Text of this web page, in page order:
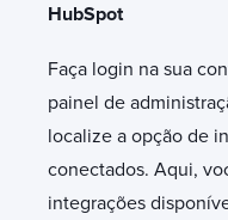
HubSpot
Faça login na sua
painel de
localize a opção de
conectados. Aqui,
integrações